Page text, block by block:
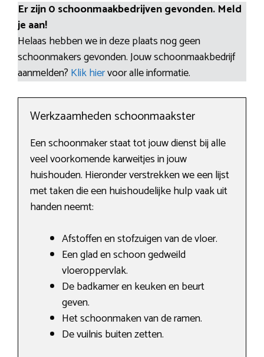
Er zijn 0 schoonmaakbedrijven gevonden. Meld
je aan!
Helaas hebben we in deze plaats nog geen
schoonmakers gevonden. Jouw schoonmaakbedrijf
aanmelden? Klik hiervoor alle informatie.
Werkzaamheden schoonmaakster
Een schoonmaker staat tot jouw dienst bij alle
veel voorkomende karweitjes in jouw
huishouden. Hieronder verstrekken we een lijst
met taken die een huishoudelijke hulp vaak uit
handen neemt:
Afstoffen en stofzuigen van de vloer.
Een glad en schoon gedweild
vloeroppervlak.
De badkamer en keuken en beurt
geven.
Het schoonmaken van de ramen.
De vuilnis buiten zetten.